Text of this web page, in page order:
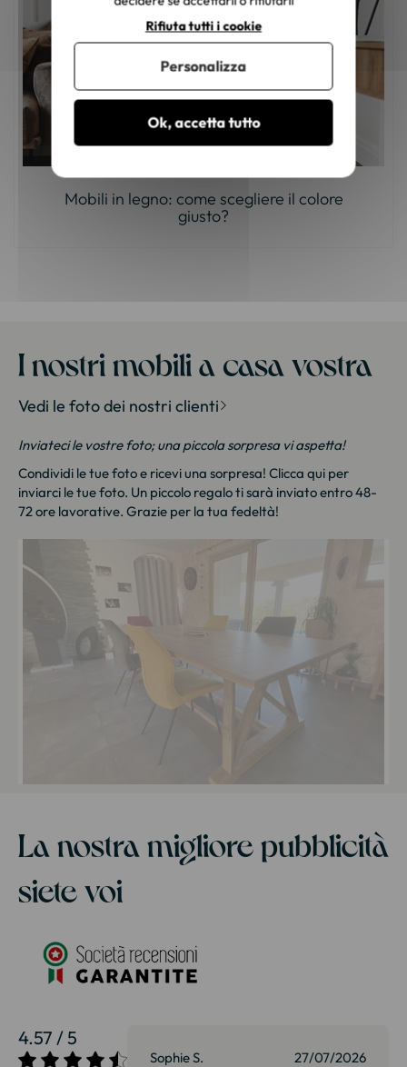
Mobili in legno: come scegliere il colore
giusto?
I nostri mobili a casa vostra
Vedi le foto dei nostri clienti
Inviateci le vostre foto; una piccola sorpresa vi aspetta!
Condividi le tue foto e ricevi una sorpresa! Clicca qui per
inviarci le tue foto. Un piccolo regalo ti sarà inviato entro 48-
72 ore lavorative. Grazie per la tua fedeltà!
La nostra migliore pubblicità
siete voi
4.57 / 5
27/07/2026 Sophie S. 27/07/2026
Ok, accetta tutto
Rifiuta tutti i cookie
Personalizza